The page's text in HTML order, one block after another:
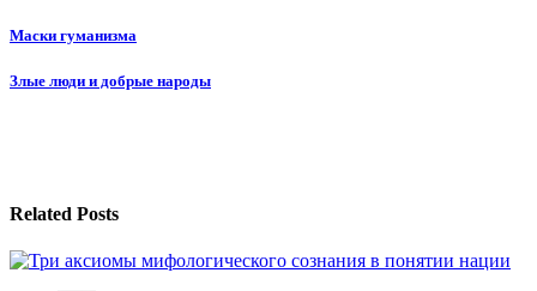
Навигация
по
Маски гуманизма
Злые люди и добрые народы
Related Posts